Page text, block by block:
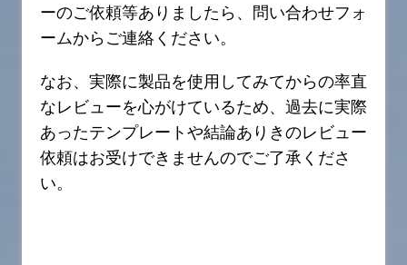
ーのご依頼等ありましたら、問い合わせフォ
ームからご連絡ください。
なお、実際に製品を使用してみてからの率直
なレビューを心がけているため、過去に実際
あったテンプレートや結論ありきのレビュー
依頼はお受けできませんのでご了承くださ
い。